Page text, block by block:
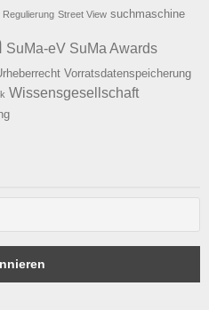
Regulierung Street View suchmaschine
SuMa-eV SuMa Awards
Vorratsdatenspeicherung
Wissensgesellschaft